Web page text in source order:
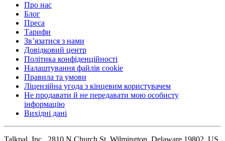
Про нас
Блог
Преса
Тарифи
Зв’язатися з нами
Довідковий центр
Політика конфіденційності
Налаштування файлів cookie
Правила та умови
Ліцензійна угода з кінцевим користувачем
Не продавати й не передавати мою особисту
інформацію
Вихідні дані
Talkpal, Inc., 2810 N Church St, Wilmington, Delaware 19802, US